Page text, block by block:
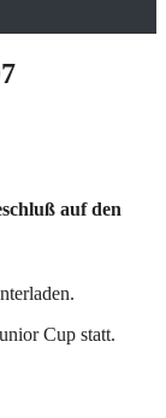
auf den
Cup statt.